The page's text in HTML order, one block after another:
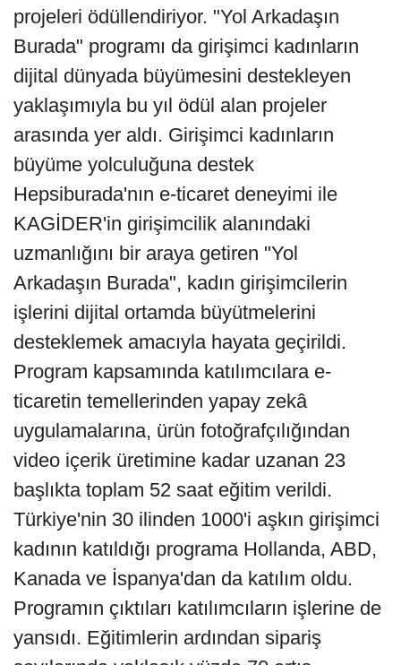
projeleri ödüllendiriyor. "Yol Arkadaşın
Burada" programı da girişimci kadınların
dijital dünyada büyümesini destekleyen
yaklaşımıyla bu yıl ödül alan projeler
arasında yer aldı. Girişimci kadınların
büyüme yolculuğuna destek
Hepsiburada'nın e-ticaret deneyimi ile
KAGİDER'in girişimcilik alanındaki
uzmanlığını bir araya getiren "Yol
Arkadaşın Burada", kadın girişimcilerin
işlerini dijital ortamda büyütmelerini
desteklemek amacıyla hayata geçirildi.
Program kapsamında katılımcılara e-
ticaretin temellerinden yapay zekâ
uygulamalarına, ürün fotoğrafçılığından
video içerik üretimine kadar uzanan 23
başlıkta toplam 52 saat eğitim verildi.
Türkiye'nin 30 ilinden 1000'i aşkın girişimci
kadının katıldığı programa Hollanda, ABD,
Kanada ve İspanya'dan da katılım oldu.
Programın çıktıları katılımcıların işlerine de
yansıdı. Eğitimlerin ardından sipariş